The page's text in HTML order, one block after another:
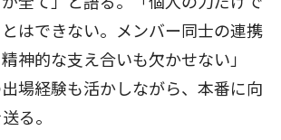
はできない。メンバー同士の連携
神的な支え合いも欠かせない」
場経験も活かしながら、本番に向
る。